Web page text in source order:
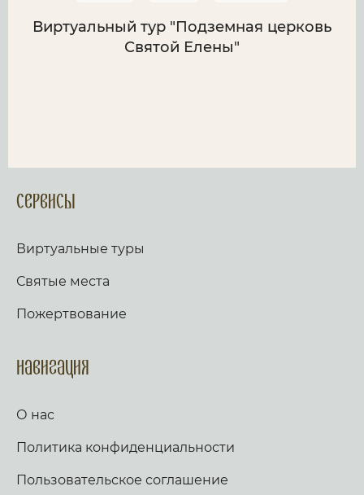
Виртуальный тур "Подземная церковь
Святой Елены"
Сервисы
Виртуальные туры
Святые места
Пожертвование
Навигация
О нас
Политика конфиденциальности
Пользовательское соглашение